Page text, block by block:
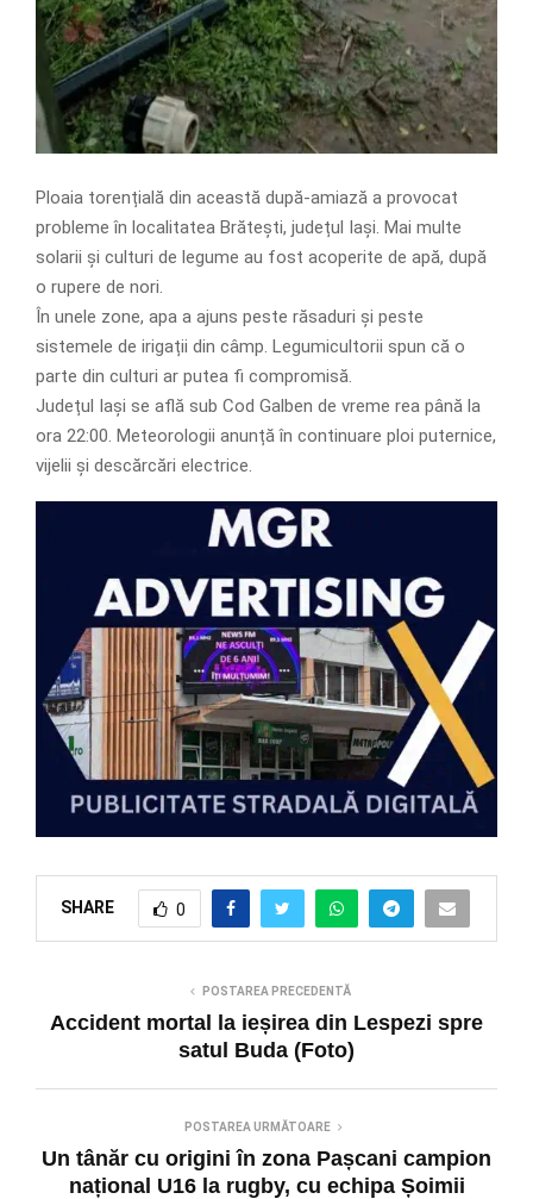
Ploaia torențială din această după-amiază a provocat
probleme în localitatea Brătești, județul Iași. Mai multe
solarii și culturi de legume au fost acoperite de apă, după
o rupere de nori.
În unele zone, apa a ajuns peste răsaduri și peste
sistemele de irigații din câmp. Legumicultorii spun că o
parte din culturi ar putea fi compromisă.
Județul Iași se află sub Cod Galben de vreme rea până la
ora 22:00. Meteorologii anunță în continuare ploi puternice,
vijelii și descărcări electrice.
SHARE 0
POSTAREA PRECEDENTĂ
Accident mortal la ieșirea din Lespezi spre
satul Buda (Foto)
POSTAREA URMĂTOARE
Un tânăr cu origini în zona Pașcani campion
național U16 la rugby, cu echipa Șoimii